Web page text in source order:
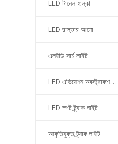
LED টানেল হাল্কা
LED রাস্তার আলো
এলইডি সার্চ লাইট
LED এভিয়েশন অবস্ট্রাকশন লাইট
LED স্পট ট্র্যাক লাইট
আকৃতিযুক্ত ট্র্যাক লাইট